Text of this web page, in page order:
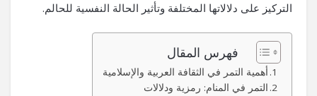
التركيز على دلالاتها المختلفة وتأثير الحالة النفسية للحالم.
فهرس المقال
أهمية التمر في الثقافة العربية والإسلامية
التمر في المنام: رمزية ودلالات